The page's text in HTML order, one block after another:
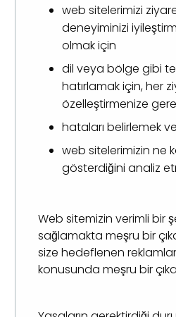
web sitelerimizi
deneyiminizi
olmak için
dil veya bölge gibi
hatırlamak için, her
özelleştirmenize
hataları belirlemek
web sitelerimizin ne
gösterdiğini analiz
Web sitemizin verimli bir
sağlamakta meşru bir
size hedeflenen
konusunda meşru bir